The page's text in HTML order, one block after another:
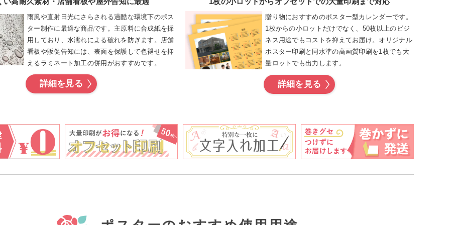
雨風や直射日光にさらされる過酷な環境下のポス
ター制作に最適な商品です。主原料に合成紙を採
用しており、水濡れによる破れを防ぎます。店舗
看板や販促告知には、表面を保護して色褪せを抑
えるラミネート加工の併用がおすすめです。
詳細を見る
贈り物におすすめのポスター型カレンダーです。
1枚からの小ロットだけでなく、50枚以上のビジ
ネス用途でもコストを抑えてお届け。オリジナル
ポスター印刷と同水準の高画質印刷を1枚でも大
量ロットでも出力します。
詳細を見る